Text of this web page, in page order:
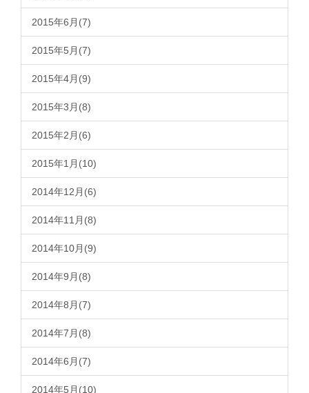
2015年6月(7)
2015年5月(7)
2015年4月(9)
2015年3月(8)
2015年2月(6)
2015年1月(10)
2014年12月(6)
2014年11月(8)
2014年10月(9)
2014年9月(8)
2014年8月(7)
2014年7月(8)
2014年6月(7)
2014年5月(10)